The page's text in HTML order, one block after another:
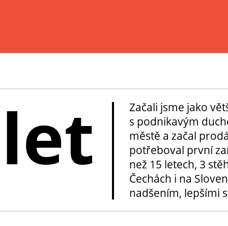
Začali jsme jako
s podnikavým
městě a začal
potřeboval první
než 15 letech, 3
Čechách i na
nadšením, lepšími